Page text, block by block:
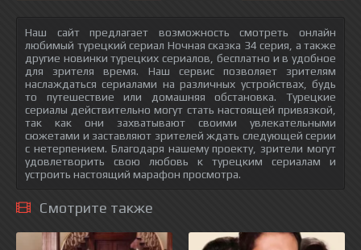
Наш сайт предлагает возможность смотреть онлайн
любимый турецкий сериал Ночная сказка 34 серия, а также
другие новинки турецких сериалов, бесплатно и в удобное
для зрителя время. Наш сервис позволяет зрителям
наслаждаться сериалами на различных устройствах, будь
то путешествие или домашняя обстановка. Турецкие
сериалы действительно могут стать настоящей привязкой,
так как они захватывают своими увлекательными
сюжетами и заставляют зрителей ждать следующей серии
с нетерпением. Благодаря нашему проекту, зрители могут
удовлетворить свою любовь к турецким сериалам и
устроить настоящий марафон просмотра.
Смотрите также